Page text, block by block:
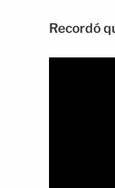
Recordó